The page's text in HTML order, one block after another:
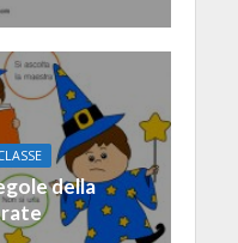
della